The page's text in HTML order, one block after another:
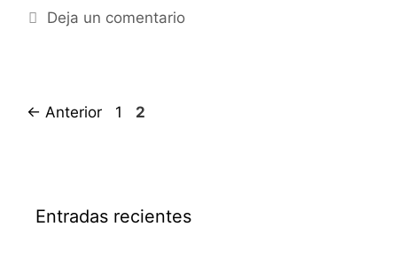
Deja un comentario
← Anterior Página
1 Página
2
Entradas recientes